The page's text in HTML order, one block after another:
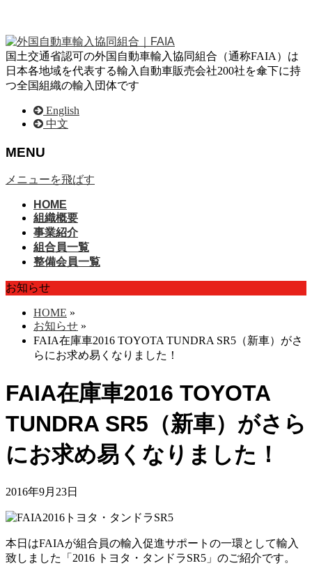
国土交通省認可の外国自動車輸入協同組合（通称FAIA）は
日本各地域を代表する輸入自動車販売会社200社を傘下に持
つ全国組織の輸入団体です
English
中文
MENU
メニューを飛ばす
HOME
組織概要
事業紹介
組合員一覧
整備会員一覧
お知らせ
HOME »
お知らせ »
FAIA在庫車2016 TOYOTA TUNDRA SR5（新車）がさ
らにお求め易くなりました！
FAIA在庫車2016 TOYOTA
TUNDRA SR5（新車）がさら
にお求め易くなりました！
2016年9月23日
本日はFAIAが組合員の輸入促進サポートの一環として輸入
致しました「2016 トヨタ・タンドラSR5」のご紹介です。